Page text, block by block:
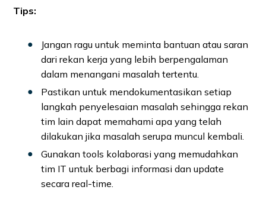
Tips:
Jangan ragu untuk meminta bantuan atau saran
dari rekan kerja yang lebih berpengalaman
dalam menangani masalah tertentu.
Pastikan untuk mendokumentasikan setiap
langkah penyelesaian masalah sehingga rekan
tim lain dapat memahami apa yang telah
dilakukan jika masalah serupa muncul kembali.
Gunakan tools kolaborasi yang memudahkan
tim IT untuk berbagi informasi dan update
secara real-time.